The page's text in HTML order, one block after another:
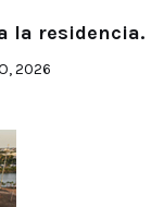
la residencia.
2026